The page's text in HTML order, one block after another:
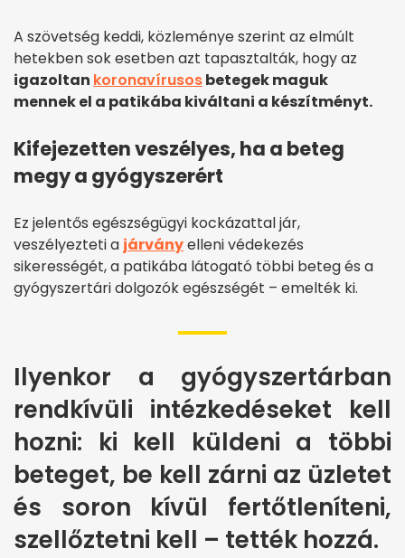
A szövetség keddi, közleménye szerint az elmúlt
hetekben sok esetben azt tapasztalták, hogy az
igazoltan koronavírusosbetegek maguk
mennek el a patikába kiváltani a készítményt.
Kifejezetten veszélyes, ha a beteg
megy a gyógyszerért
Ez jelentős egészségügyi kockázattal jár,
veszélyezteti a járványelleni védekezés
sikerességét, a patikába látogató többi beteg és a
gyógyszertári dolgozók egészségét – emelték ki.
Ilyenkor a gyógyszertárban
rendkívüli intézkedéseket kell
hozni: ki kell küldeni a többi
beteget, be kell zárni az üzletet
és soron kívül fertőtleníteni,
szellőztetni kell – tették hozzá.